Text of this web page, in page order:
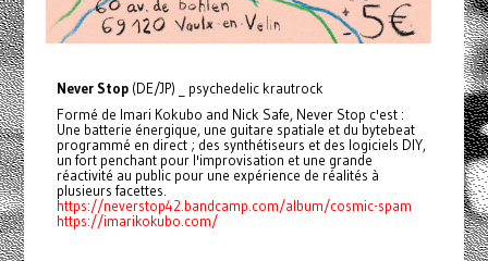
Never Stop(DE/JP) _ psychedelic krautrock
Formé de Imari Kokubo and Nick Safe, Never Stop c'est :
Une batterie énergique, une guitare spatiale et du bytebeat
programmé en direct ; des synthétiseurs et des logiciels DIY,
un fort penchant pour l'improvisation et une grande
réactivité au public pour une expérience de réalités à
plusieurs facettes.
https://neverstop42.bandcamp.com/album/cosmic-spam
https://imarikokubo.com/